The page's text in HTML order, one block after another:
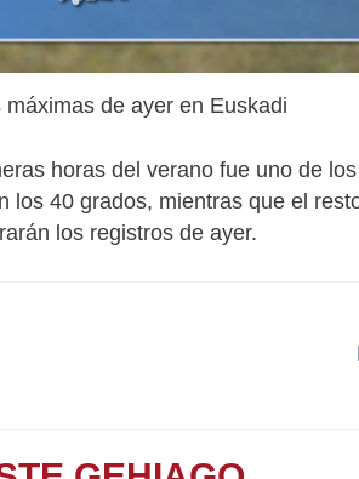
máximas de ayer en Euskadi
horas del verano fue uno de
los 40 grados, mientras que el
los registros de ayer.